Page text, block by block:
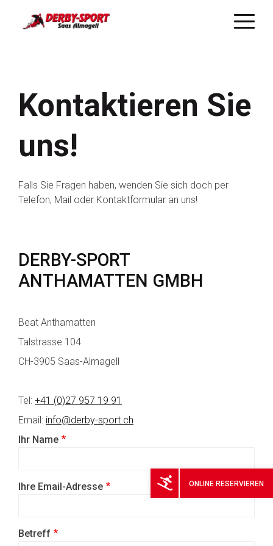
ONLINE RESERVIEREN
Kontaktieren Sie
uns!
Falls Sie Fragen haben, wenden Sie sich doch per
Telefon, Mail oder Kontaktformular an uns!
DERBY-SPORT
ANTHAMATTEN GMBH
Beat Anthamatten
Talstrasse 104
CH-3905 Saas-Almagell
Tel: +41 (0)27 957 19 91
Email: info@derby-sport.ch
Ihr Name
Ihre Email-Adresse
Betreff